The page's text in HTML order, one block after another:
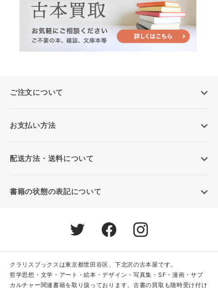
ご注文について
お支払い方法
配送方法・送料について
書籍の状態の表記について
クラリスブックスは東京都世田谷区、下北沢の古本屋です。
哲学思想・文学・アート・絵本・デザイン・写真集・SF・漫画・サブ
カルチャー関連書籍を取り扱っております。古書の買取も随時受け付け